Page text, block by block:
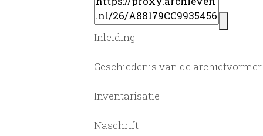
Inleiding
Geschiedenis van de archiefvormer
Inventarisatie
Naschrift